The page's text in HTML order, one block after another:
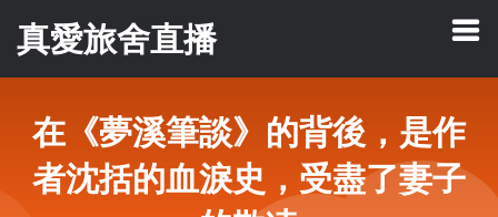
真愛旅舍直播
在《夢溪筆談》的背後，是作
者沈括的血淚史，受盡了妻子